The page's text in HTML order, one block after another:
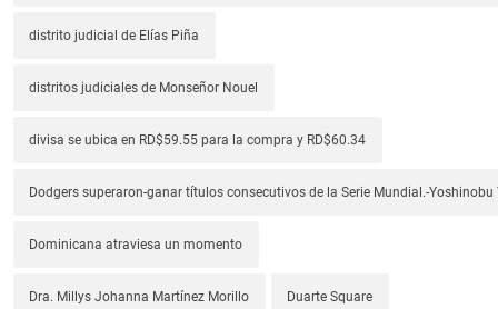
distrito judicial de Elías Piña
distritos judiciales de Monseñor Nouel
divisa se ubica en RD$59.55 para la compra y RD$60.34
Dodgers superaron-ganar títulos consecutivos de la Serie Mundial.-
Dominicana atraviesa un momento
Dra. Millys Johanna Martínez Morillo Duarte Square